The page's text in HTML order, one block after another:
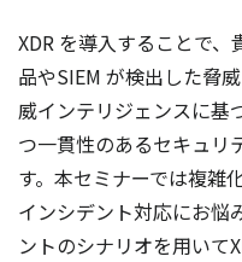
XDR を導入することで
品やSIEM が検出した脅
威インテリジェンスに基
つ一貫性のあるセキュリ
す。本セミナーでは複雑
インシデント対応にお悩
ントのシナリオを用いて